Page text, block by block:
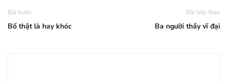
Bài trước
Bố thật là hay khóc
Bài tiếp theo
Ba người thầy vĩ đại